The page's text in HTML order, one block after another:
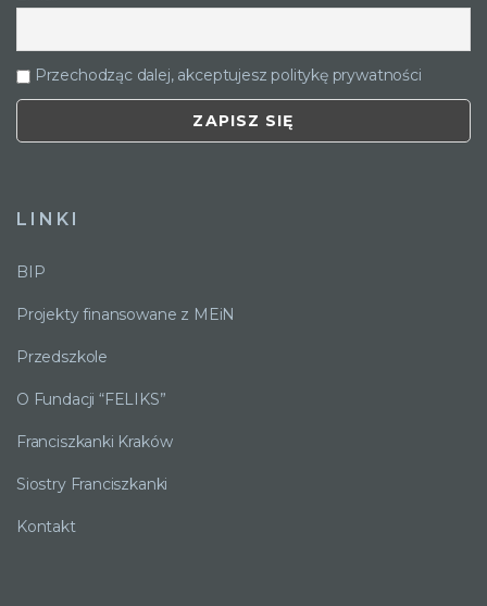
Przechodząc dalej, akceptujesz politykę prywatności
LINKI
BIP
Projekty finansowane z MEiN
Przedszkole
O Fundacji “FELIKS”
Franciszkanki Kraków
Siostry Franciszkanki
Kontakt